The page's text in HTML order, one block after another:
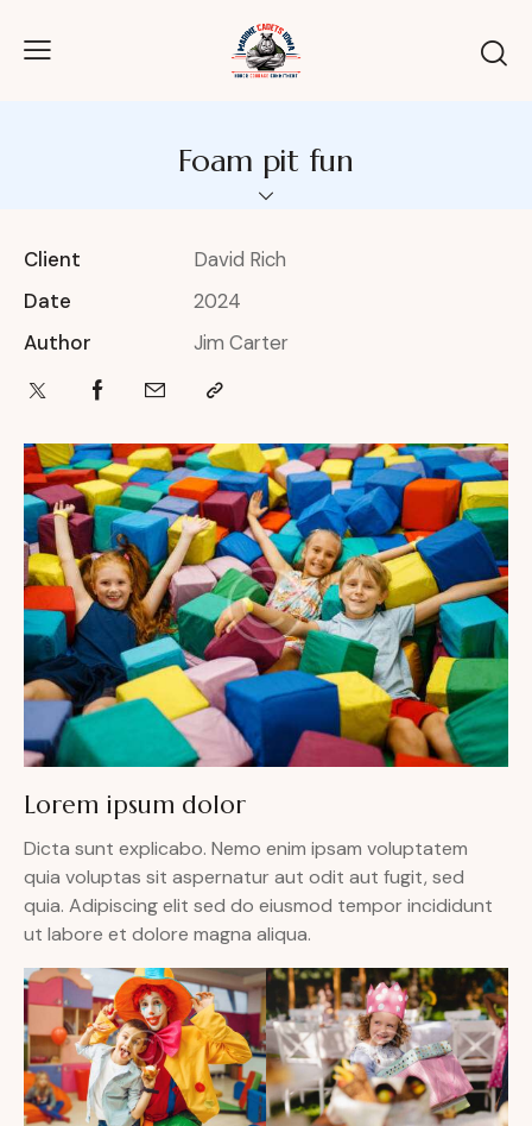
Foam pit fun
Client
David Rich
Date
2024
Author
Jim Carter
Lorem ipsum dolor
Dicta sunt explicabo. Nemo enim ipsam voluptatem
quia voluptas sit aspernatur aut odit aut fugit, sed
quia. Adipiscing elit sed do eiusmod tempor incididunt
ut labore et dolore magna aliqua.